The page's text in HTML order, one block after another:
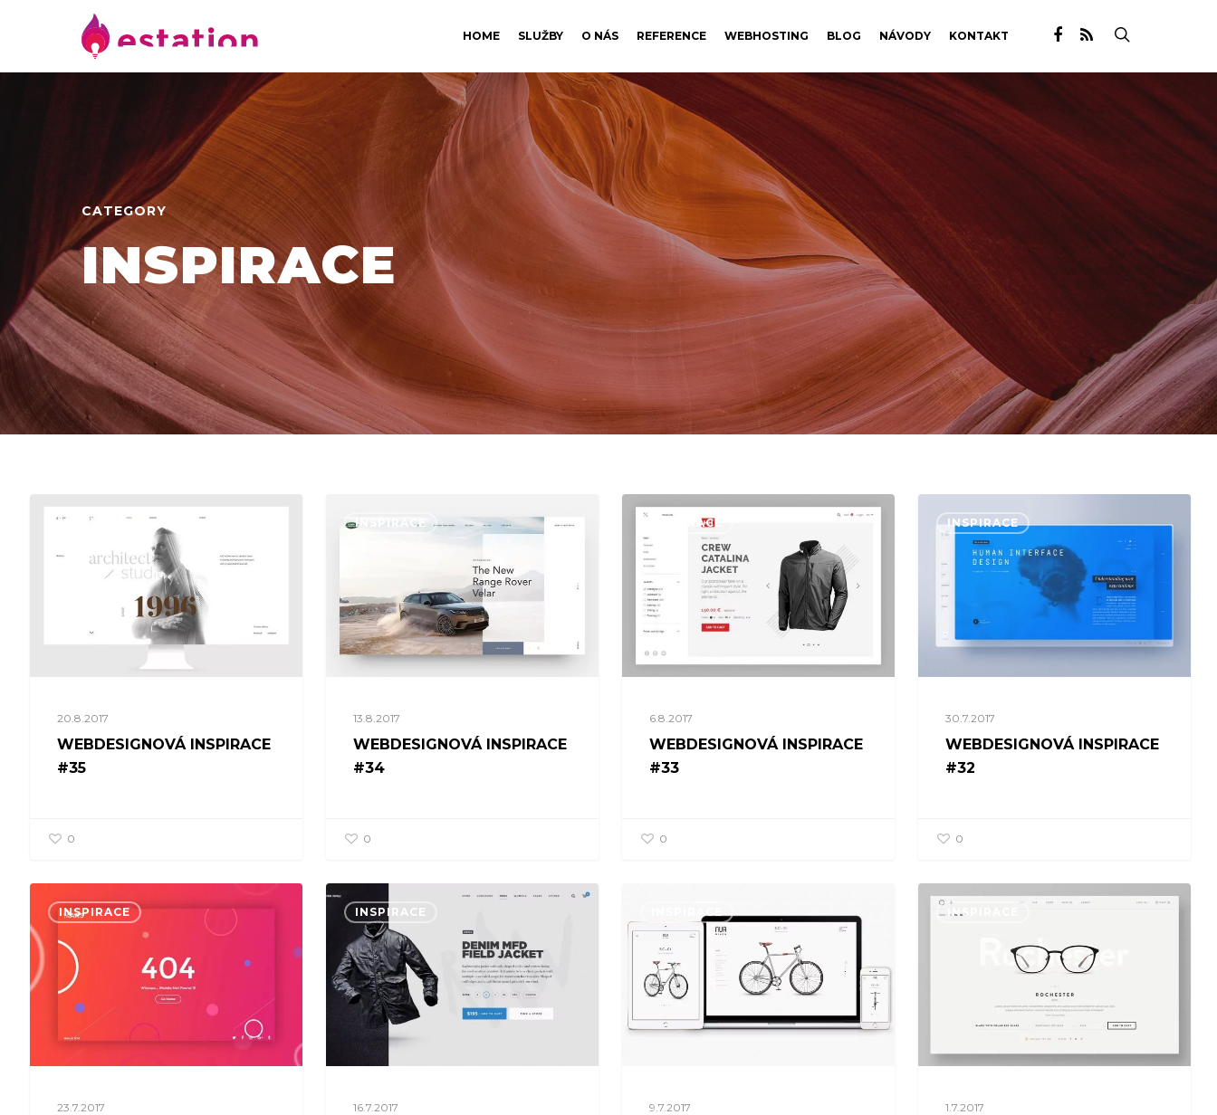
HOME SLUŽBY O NÁS REFERENCE WEBHOSTING BLOG NÁVODY KONTAKT
CATEGORY
INSPIRACE
INSPIRACE
20.8.2017
WEBDESIGNOVÁ INSPIRACE
#35
0
INSPIRACE
13.8.2017
WEBDESIGNOVÁ INSPIRACE
#34
0
INSPIRACE
6.8.2017
WEBDESIGNOVÁ INSPIRACE
#33
0
INSPIRACE
30.7.2017
WEBDESIGNOVÁ INSPIRACE
#32
0
INSPIRACE
23.7.2017
INSPIRACE
16.7.2017 9.7.2017
INSPIRACE
1.7.2017